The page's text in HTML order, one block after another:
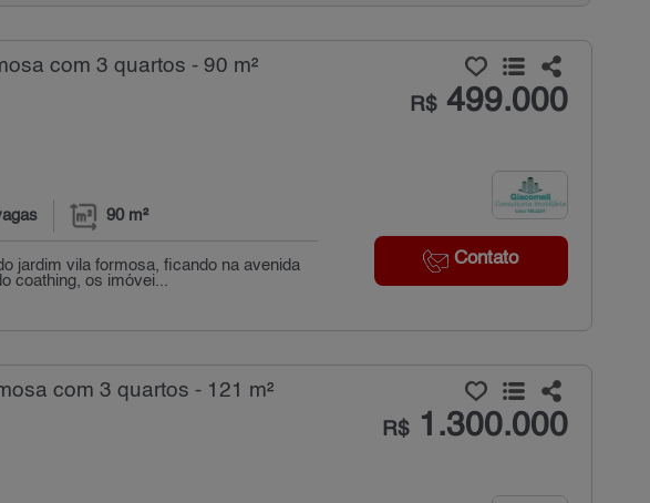
com 3 quartos - 90 m²
R$499.000
Contato
90 m²
jardim vila formosa, ficando na avenida
coathing, os imóvei...
com 3 quartos - 121 m²
R$1.300.000